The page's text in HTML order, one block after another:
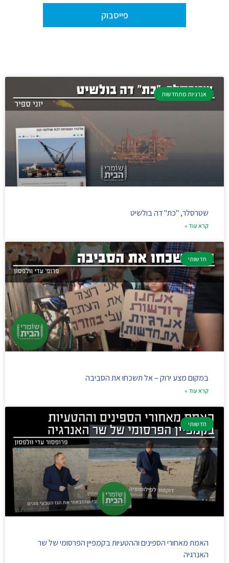
פייסבוק
אנרגיות מתחדשות
שטרסלר, "כת" דה בולשיט
קרא עוד »
חדשותי
במקום מצע ירוק – אל תשכחו את הסביבה
קרא עוד »
חדשותי
האמת מאחורי הספינים וההטעיות בקמפיין הפרסומי של שר
האנרגיה